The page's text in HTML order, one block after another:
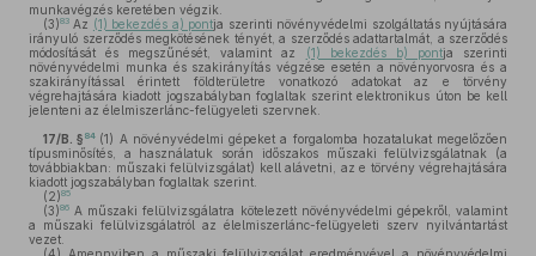
munkavégzés keretében végzik.
(3)83 Az (1) bekezdés a) pontja szerinti növényvédelmi szolgáltatás nyújtására
irányuló szerződés megkötésének tényét, a szerződés adattartalmát, a szerződés
módosítását és megszűnését, valamint az
(1) bekezdés b) pontja szerinti
növényvédelmi munka és szakirányítás végzése esetén a növényorvosra és a
szakirányítással érintett földterületre vonatkozó adatokat az e törvény
végrehajtására kiadott jogszabályban foglaltak szerint elektronikus úton be kell
jelenteni az élelmiszerlánc-felügyeleti szervnek.
17/B. § 84 (1) A növényvédelmi gépeket a forgalomba hozatalukat megelőzően
típusminősítés, a használatuk során időszakos műszaki felülvizsgálatnak (a
továbbiakban: műszaki felülvizsgálat) kell alávetni, az e törvény végrehajtására
kiadott jogszabályban foglaltak szerint.
(2)85
(3)86 A műszaki felülvizsgálatra kötelezett növényvédelmi gépekről, valamint
a műszaki felülvizsgálatról az élelmiszerlánc-felügyeleti szerv nyilvántartást
vezet.